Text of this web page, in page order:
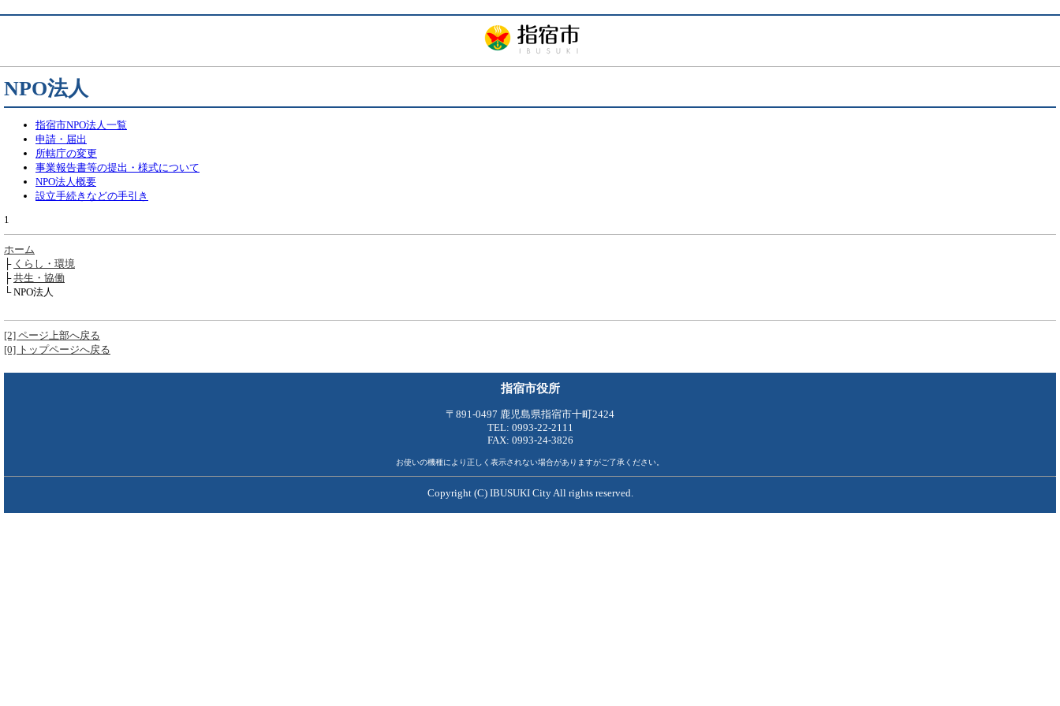
NPO法人
指宿市NPO法人一覧
申請・届出
所轄庁の変更
事業報告書等の提出・様式について
NPO法人概要
設立手続きなどの手引き
1
ホーム
├ くらし・環境
├共生・協働
└ NPO法人
[2] ページ上部へ戻る
[0] トップページへ戻る
指宿市役所
〒891-0497 鹿児島県指宿市十町2424
TEL: 0993-22-2111
FAX: 0993-24-3826
お使いの機種により正しく表示されない場合がありますがご了承ください。
Copyright (C) IBUSUKI City All rights reserved.